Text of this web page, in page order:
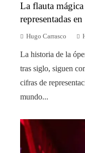
La flauta mágica
representadas
Hugo Carrasco
La historia de la
tras siglo, siguen
cifras de
mundo...